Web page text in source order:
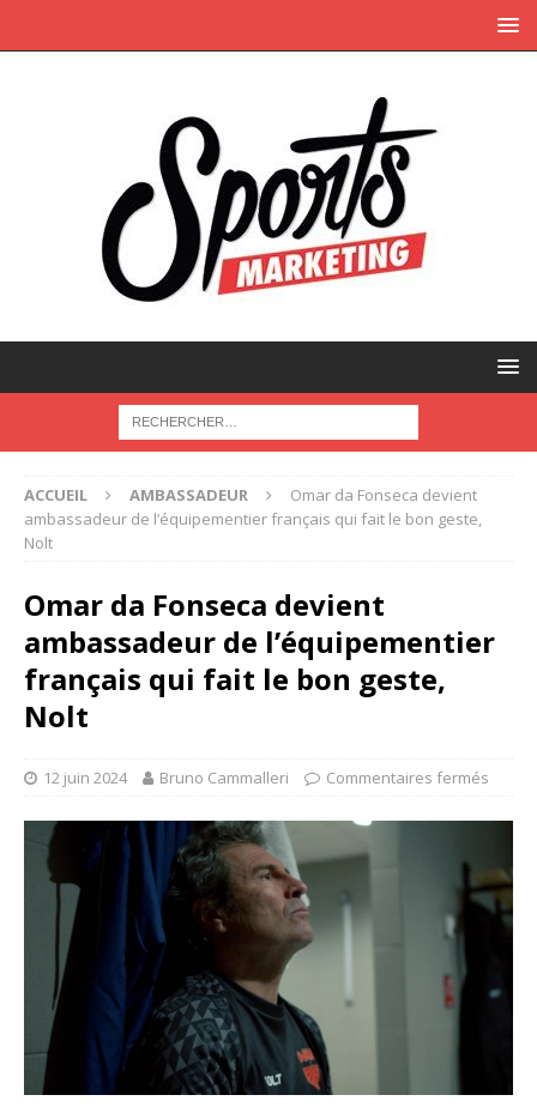
ACCUEIL AMBASSADEUR
Omar da Fonseca devient
ambassadeur de l’équipementier français qui fait le bon geste,
Nolt
Omar da Fonseca devient
ambassadeur de l’équipementier
français qui fait le bon geste,
Nolt
12 juin 2024 Bruno Cammalleri Commentaires fermés